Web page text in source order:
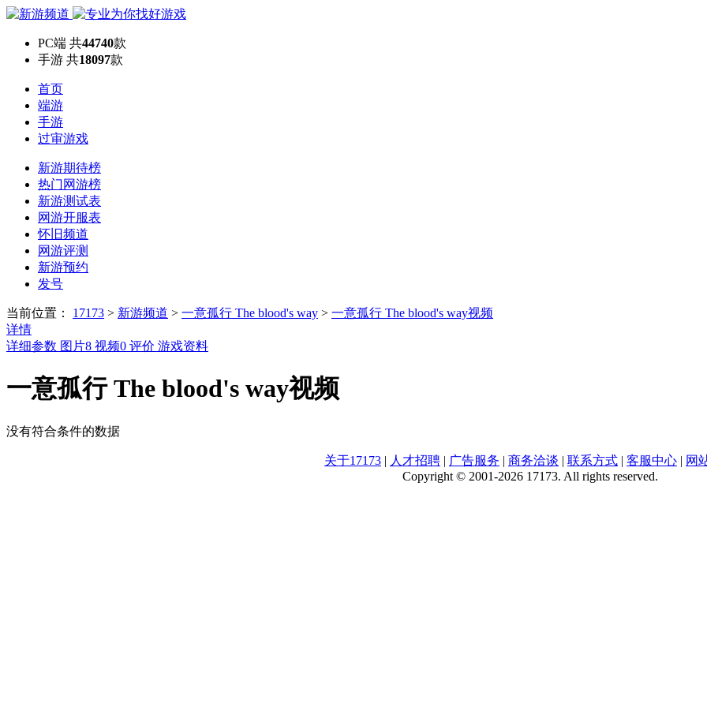
PC端 共44740款
手游 共18097款
首页
端游
手游
过审游戏
新游期待榜
热门网游榜
新游测试表
网游开服表
怀旧频道
网游评测
新游预约
发号
当前位置： 17173 > 新游频道 > 一意孤行 The blood's way > 一意孤行 The blood's way视频
详情
详细参数 图片8 视频0 评价 游戏资料
一意孤行 The blood's way视频
没有符合条件的数据
关于17173 | 人才招聘 | 广告服务 | 商务洽谈 | 联系方式 | 客服中心 | 网
Copyright © 2001-2026 17173. All rights reserved.